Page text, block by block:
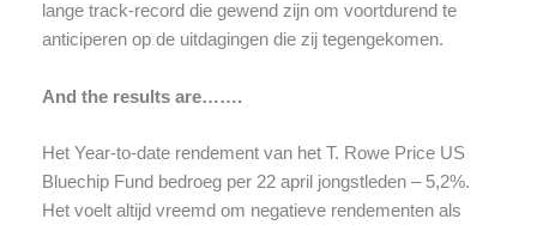
lange track-record die gewend zijn om voortdurend te
anticiperen op de uitdagingen die zij tegengekomen.
And the results are…….
Het Year-to-date rendement van het T. Rowe Price US
Bluechip Fund bedroeg per 22 april jongstleden – 5,2%.
Het voelt altijd vreemd om negatieve rendementen als